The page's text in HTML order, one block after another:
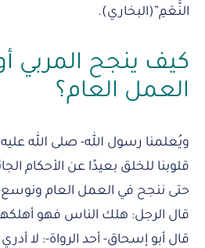
النَّعَمِ”(البخاري).
كيف ينجح المربي
العمل العام؟
ويُعلمنا رسول الله- صلى الله
قلوبنا للخلق بعيدًا عن الأحكام
حتى ننجح في العمل العام ونوسع
قال الرجل: هلك الناس فهو
قال أبو إسحاق- أحد الرواة-: لا